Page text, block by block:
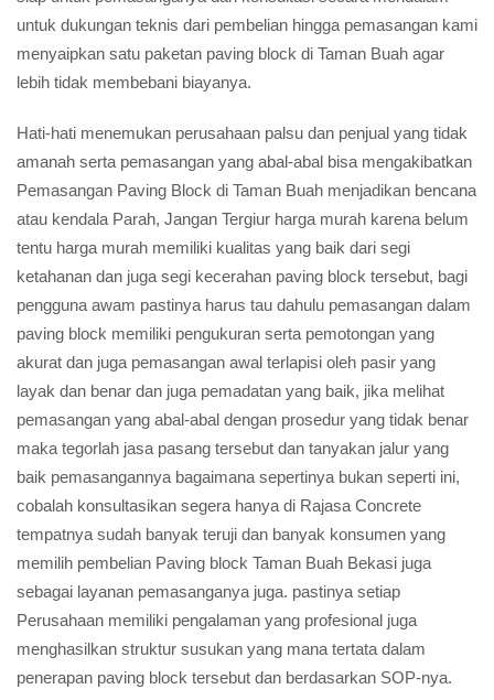
untuk dukungan teknis dari pembelian hingga pemasangan kami
menyaipkan satu paketan paving block di Taman Buah agar
lebih tidak membebani biayanya.
Hati-hati menemukan perusahaan palsu dan penjual yang tidak
amanah serta pemasangan yang abal-abal bisa mengakibatkan
Pemasangan Paving Block di Taman Buah menjadikan bencana
atau kendala Parah, Jangan Tergiur harga murah karena belum
tentu harga murah memiliki kualitas yang baik dari segi
ketahanan dan juga segi kecerahan paving block tersebut, bagi
pengguna awam pastinya harus tau dahulu pemasangan dalam
paving block memiliki pengukuran serta pemotongan yang
akurat dan juga pemasangan awal terlapisi oleh pasir yang
layak dan benar dan juga pemadatan yang baik, jika melihat
pemasangan yang abal-abal dengan prosedur yang tidak benar
maka tegorlah jasa pasang tersebut dan tanyakan jalur yang
baik pemasangannya bagaimana sepertinya bukan seperti ini,
cobalah konsultasikan segera hanya di Rajasa Concrete
tempatnya sudah banyak teruji dan banyak konsumen yang
memilih pembelian Paving block Taman Buah Bekasi juga
sebagai layanan pemasanganya juga. pastinya setiap
Perusahaan memiliki pengalaman yang profesional juga
menghasilkan struktur susukan yang mana tertata dalam
penerapan paving block tersebut dan berdasarkan SOP-nya.